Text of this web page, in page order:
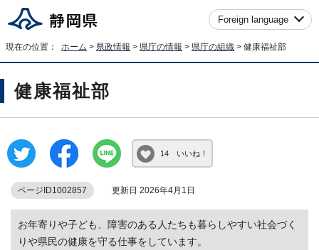
Foreign language
現在の位置： ホーム > 県政情報 > 県庁の情報 > 県庁の組織 > 健康福祉部
健康福祉部
14 いいね！
ページID1002857 更新日 2026年4月1日
お年寄りや子ども、障害のある人たちも暮らしやすい社会づく
りや県民の健康を守る仕事をしています。